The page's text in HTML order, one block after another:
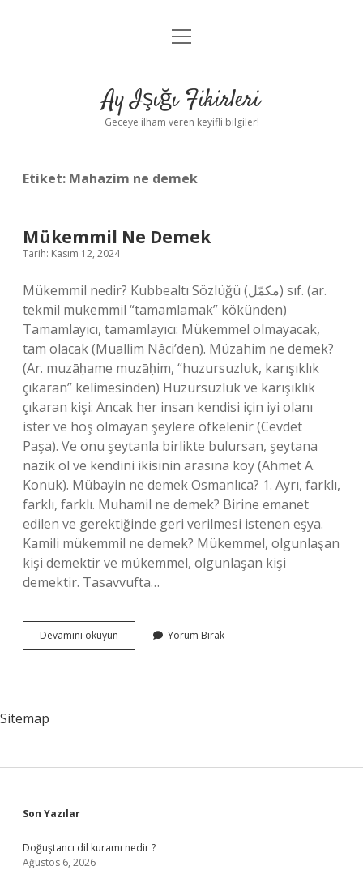
Anasayfa
Yasal Uyarı
menüyü
Ay Işığı Fikirleri
Geceye ilham veren keyifli bilgiler!
Etiket: Mahazim ne demek
Mükemmil Ne Demek
Tarih: Kasım 12, 2024
Mükemmil nedir? Kubbealtı Sözlüğü (ﻣﻜﻤّﻞ) sıf. (ar.
tekmіl mukemmil “tamamlamak” kökünden)
Tamamlayıcı, tamamlayıcı: Mükemmel olmayacak,
tam olacak (Muallim Nâci’den). Müzahim ne demek?
(Ar. muzāḥame muzāḥim, “huzursuzluk, karışıklık
çıkaran” kelimesinden) Huzursuzluk ve karışıklık
çıkaran kişi: Ancak her insan kendisi için iyi olanı
ister ve hoş olmayan şeylere öfkelenir (Cevdet
Paşa). Ve onu şeytanla birlikte bulursan, şeytana
nazik ol ve kendini ikisinin arasına koy (Ahmet A.
Konuk). Mübayin ne demek Osmanlıca? 1. Ayrı, farklı,
farklı, farklı. Muhamil ne demek? Birine emanet
edilen ve gerektiğinde geri verilmesi istenen eşya.
Kamili mükemmil ne demek? Mükemmel, olgunlaşan
kişi demektir ve mükemmel, olgunlaşan kişi
demektir. Tasavvufta…
Devamını okuyun Mükemmil
Ne
Yorum Bırak
Sitemap
Sidebar
Son Yazılar
Doğuştancı dil kuramı nedir ?
Ağustos 6, 2026